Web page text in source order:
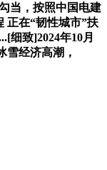
当，按照中国电建
正在“韧性城市”扶
细致]2024年10月
雪经济高潮，